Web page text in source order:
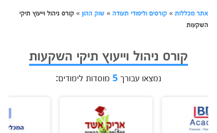
אתר מכללות» קורסים ולימודי תעודה» שוק ההון» קורס ניהול וייעוץ תיקי
השקעות
קורס ניהול וייעוץ תיקי השקעות
נמצאו עבורך5 מוסדות לימודים: